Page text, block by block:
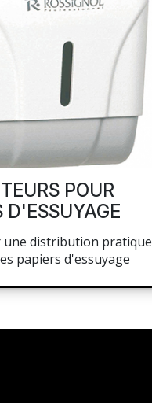
POUR
D'ESSUYAGE
une distribution pratique
papiers d'essuyage